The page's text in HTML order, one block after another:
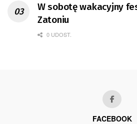
W sobotę wakacyjny
Zatoniu
0 UDOST.
FACEBOOK